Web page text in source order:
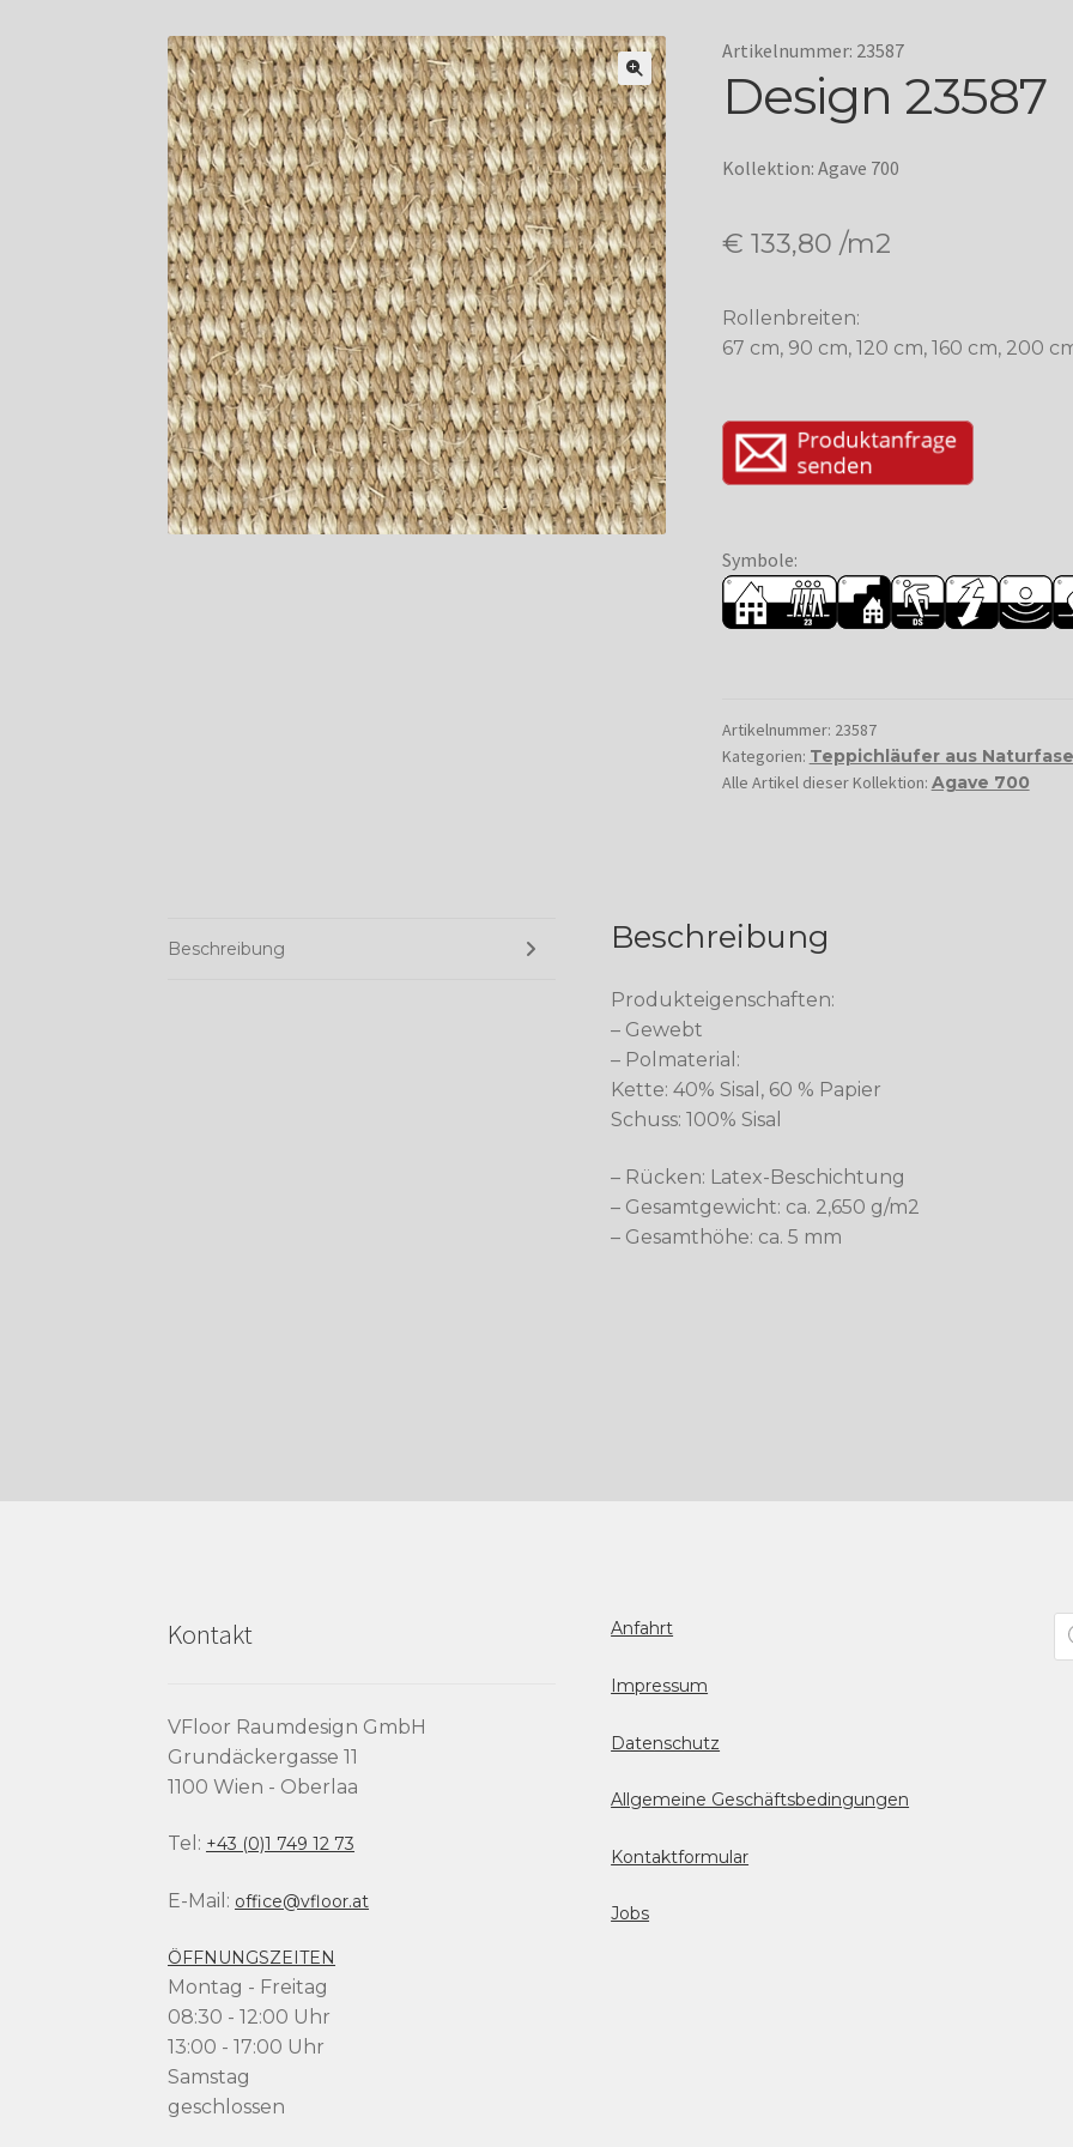
Artikelnummer: 23587
Design 23587
Kollektion: Agave 700
€ 133,80 /m2
Rollenbreiten:
67 cm, 90 cm, 120 cm, 160 cm, 200
Symbole:
Artikelnummer: 23587
Kategorien: Teppichläufer aus
Alle Artikel dieser Kollektion: Agave 700
Beschreibung Beschreibung
Produkteigenschaften:
– Gewebt
– Polmaterial:
Kette: 40% Sisal, 60 % Papier
Schuss: 100% Sisal
– Rücken: Latex-Beschichtung
– Gesamtgewicht: ca. 2,650 g/m2
– Gesamthöhe: ca. 5 mm
Kontakt
VFloor Raumdesign GmbH
Grundäckergasse 11
1100 Wien - Oberlaa
Tel: +43 (0)1 749 12 73
E-Mail: office@vfloor.at
ÖFFNUNGSZEITEN
Montag - Freitag
08:30 - 12:00 Uhr
13:00 - 17:00 Uhr
Samstag
geschlossen
Anfahrt
Impressum
Datenschutz
Allgemeine Geschäftsbedingungen
Kontaktformular
Jobs